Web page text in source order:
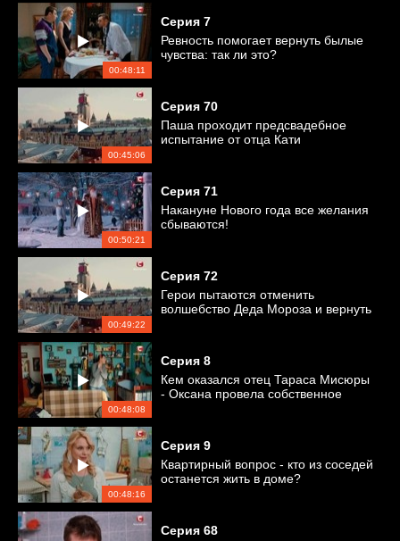
00:48:11
Серия 7
Ревность помогает вернуть былые
чувства: так ли это?
00:45:06
Серия 70
Паша проходит предсвадебное
испытание от отца Кати
00:50:21
Серия 71
Накануне Нового года все желания
сбываются!
00:49:22
Серия 72
Герои пытаются отменить
волшебство Деда Мороза и вернуть
00:48:08
Серия 8
Кем оказался отец Тараса Мисюры
- Оксана провела собственное
00:48:16
Серия 9
Квартирный вопрос - кто из соседей
останется жить в доме?
Серия 68